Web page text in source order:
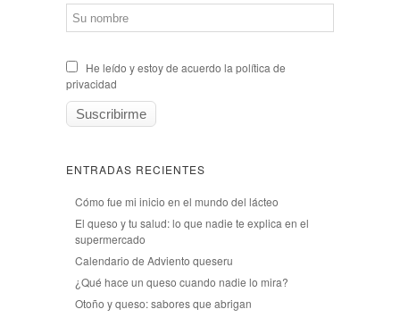
He leído y estoy de acuerdo la política de
privacidad
ENTRADAS RECIENTES
Cómo fue mi inicio en el mundo del lácteo
El queso y tu salud: lo que nadie te explica en el
supermercado
Calendario de Adviento queseru
¿Qué hace un queso cuando nadie lo mira?
Otoño y queso: sabores que abrigan